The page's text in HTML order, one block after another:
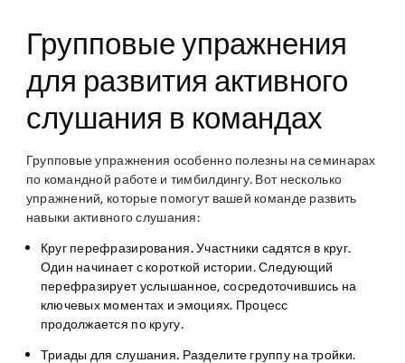
Групповые упражнения
для развития активного
слушания в командах
Групповые упражнения особенно полезны на семинарах
по командной работе и тимбилдингу. Вот несколько
упражнений, которые помогут вашей команде развить
навыки активного слушания:
Круг перефразирования.Участники садятся в круг.
Один начинает с короткой истории. Следующий
перефразирует услышанное, сосредоточившись на
ключевых моментах и эмоциях. Процесс
продолжается по кругу.
Триады для слушания. Разделите группу на тройки.